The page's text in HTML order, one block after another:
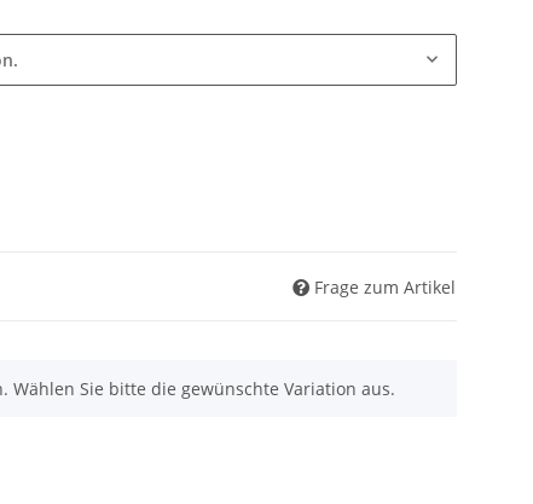
Frage zum Artikel
Wählen Sie bitte die gewünschte Variation aus.